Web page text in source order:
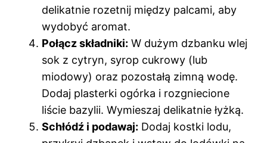
delikatnie rozetnij między palcami, aby
wydobyć aromat.
Połącz składniki: W dużym dzbanku wlej
sok z cytryn, syrop cukrowy (lub
miodowy) oraz pozostałą zimną wodę.
Dodaj plasterki ogórka i rozgniecione
liście bazylii. Wymieszaj delikatnie łyżką.
Schłódź i podawaj: Dodaj kostki lodu,